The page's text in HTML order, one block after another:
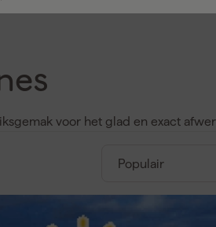
voor het glad en exact
en gecontroleerd.
18v en krachtigere accu